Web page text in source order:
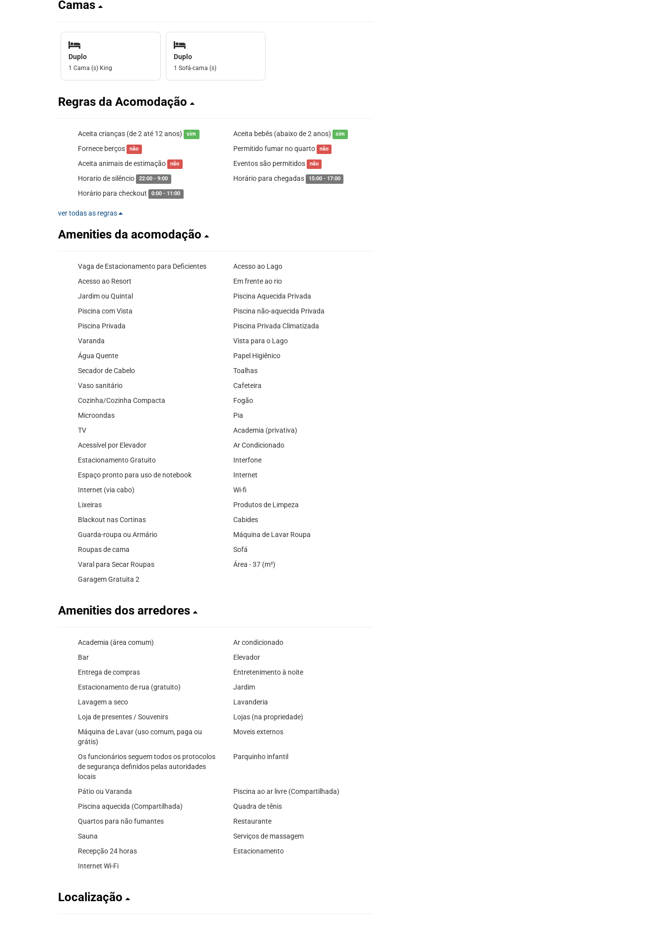
Camas
Duplo
1 Cama (s) King
Duplo
1 Sofá-cama (s)
Regras da Acomodação
Aceita crianças (de 2 até 12 anos) sim Aceita bebês (abaixo de 2 anos) sim
Fornece berços não Permitido fumar no quarto não
Aceita animais de estimação não Eventos são permitidos não
Horario de silêncio 22:00 - 9:00 Horário para chegadas 15:00 - 17:00
Horário para checkout 0:00 - 11:00
ver todas as regras
Amenities da acomodação
Vaga de Estacionamento para Deficientes
Acesso ao Lago
Acesso ao Resort
Em frente ao rio
Jardim ou Quintal
Piscina Aquecida Privada
Piscina com Vista
Piscina não-aquecida Privada
Piscina Privada
Piscina Privada Climatizada
Varanda
Vista para o Lago
Água Quente
Papel Higiênico
Secador de Cabelo
Toalhas
Vaso sanitário
Cafeteira
Cozinha/Cozinha Compacta
Fogão
Microondas
Pia
TV
Academia (privativa)
Acessível por Elevador
Ar Condicionado
Estacionamento Gratuito
Interfone
Espaço pronto para uso de notebook
Internet
Internet (via cabo)
Wi-fi
Lixeiras
Produtos de Limpeza
Blackout nas Cortinas
Cabides
Guarda-roupa ou Armário
Máquina de Lavar Roupa
Roupas de cama
Sofá
Varal para Secar Roupas
Área - 37 (m²)
Garagem Gratuita 2
Amenities dos arredores
Academia (área comum)
Ar condicionado
Bar
Elevador
Entrega de compras
Entretenimento à noite
Estacionamento de rua (gratuito)
Jardim
Lavagem a seco
Lavanderia
Loja de presentes / Souvenirs
Lojas (na propriedade)
Máquina de Lavar (uso comum, paga ou
grátis)
Moveis externos
Os funcionários seguem todos os protocolos
de segurança definidos pelas autoridades
locais
Parquinho infantil
Pátio ou Varanda
Piscina ao ar livre (Compartilhada)
Piscina aquecida (Compartilhada)
Quadra de tênis
Quartos para não fumantes
Restaurante
Sauna
Serviços de massagem
Recepção 24 horas
Estacionamento
Internet Wi-Fi
Localização